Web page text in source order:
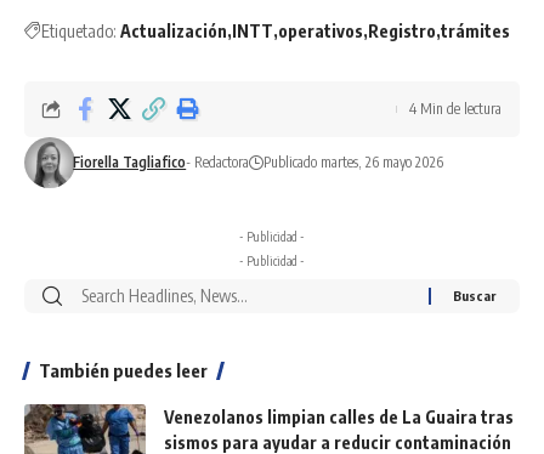
Etiquetado: Actualización INTT operativos Registro trámites
Fiorella Tagliafico- Redactora Publicado martes, 26 mayo 2026
4 Min de lectura
- Publicidad -
- Publicidad -
También puedes leer
Venezolanos limpian calles de La Guaira tras
sismos para ayudar a reducir contaminación